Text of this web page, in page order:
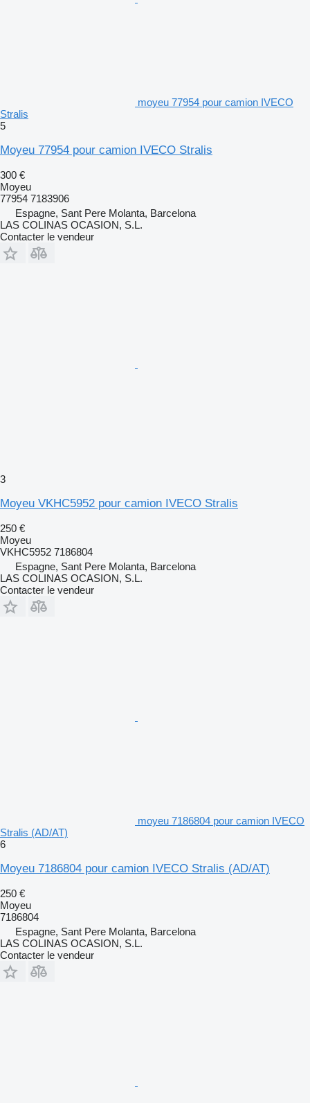
moyeu 77954 pour camion IVECO
Stralis
5
Moyeu 77954 pour camion IVECO Stralis
300 €
Moyeu
77954 7183906
Espagne, Sant Pere Molanta, Barcelona
LAS COLINAS OCASION, S.L.
Contacter le vendeur
3
Moyeu VKHC5952 pour camion IVECO Stralis
250 €
Moyeu
VKHC5952 7186804
Espagne, Sant Pere Molanta, Barcelona
LAS COLINAS OCASION, S.L.
Contacter le vendeur
moyeu 7186804 pour camion IVECO
Stralis (AD/AT)
6
Moyeu 7186804 pour camion IVECO Stralis (AD/AT)
250 €
Moyeu
7186804
Espagne, Sant Pere Molanta, Barcelona
LAS COLINAS OCASION, S.L.
Contacter le vendeur